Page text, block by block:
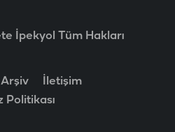
İpekyol Tüm Hakları
Arşiv
İletişim
Politikası